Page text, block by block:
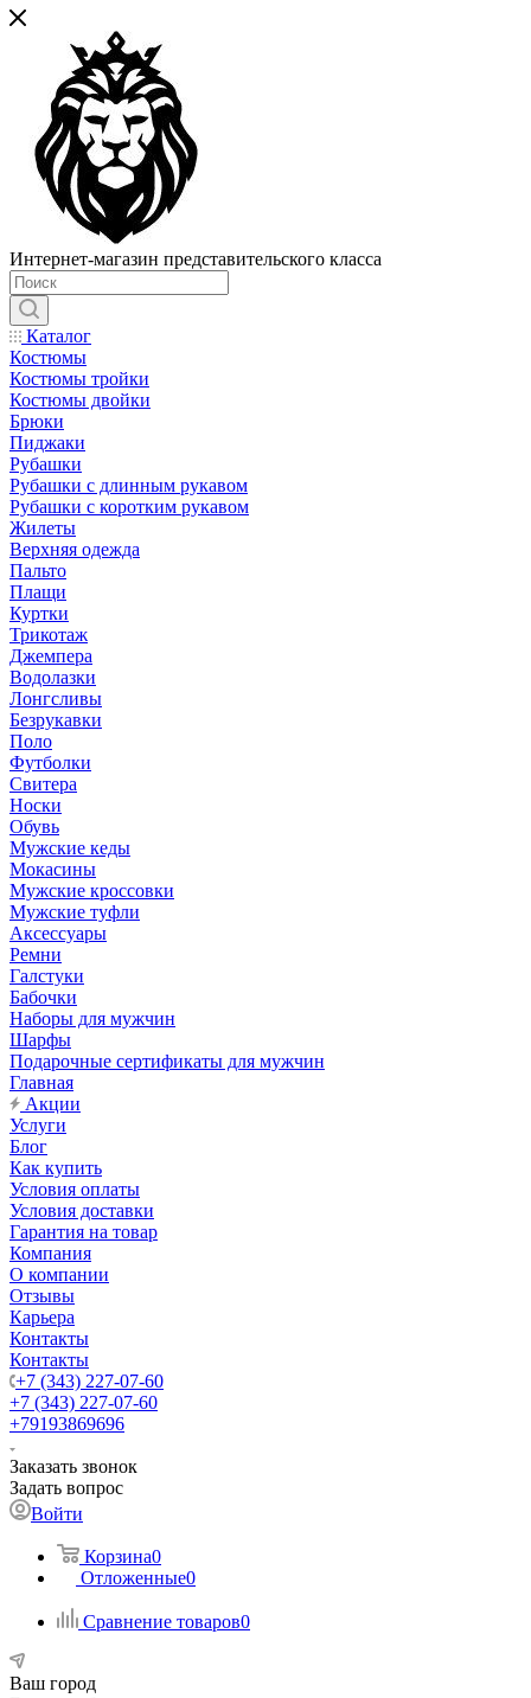
Интернет-магазин представительского класса
Каталог
Костюмы
Костюмы тройки
Костюмы двойки
Брюки
Пиджаки
Рубашки
Рубашки с длинным рукавом
Рубашки с коротким рукавом
Жилеты
Верхняя одежда
Пальто
Плащи
Куртки
Трикотаж
Джемпера
Водолазки
Лонгсливы
Безрукавки
Поло
Футболки
Свитера
Носки
Обувь
Мужские кеды
Мокасины
Мужские кроссовки
Мужские туфли
Аксессуары
Ремни
Галстуки
Бабочки
Наборы для мужчин
Шарфы
Подарочные сертификаты для мужчин
Главная
Акции
Услуги
Блог
Как купить
Условия оплаты
Условия доставки
Гарантия на товар
Компания
О компании
Отзывы
Карьера
Контакты
Контакты
+7 (343) 227-07-60
+7 (343) 227-07-60
+79193869696
Заказать звонок
Задать вопрос
Войти
Корзина0
Отложенные0
Сравнение товаров0
Ваш город